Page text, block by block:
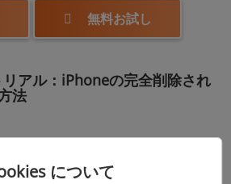
無料お試し
アル：iPhoneの完全削除され
法
について